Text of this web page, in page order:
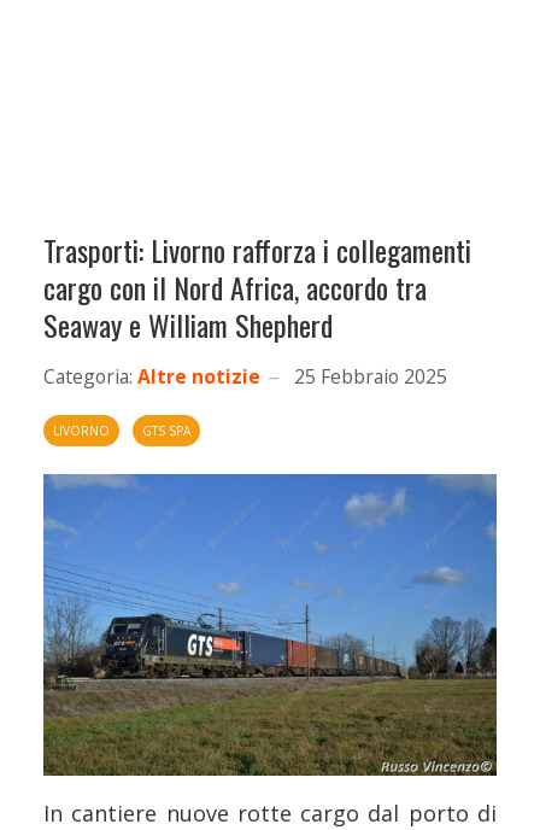
Trasporti: Livorno rafforza i collegamenti
cargo con il Nord Africa, accordo tra
Seaway e William Shepherd
Categoria: Altre notizie 25 Febbraio 2025
LIVORNO GTS SPA
In cantiere nuove rotte cargo dal porto di